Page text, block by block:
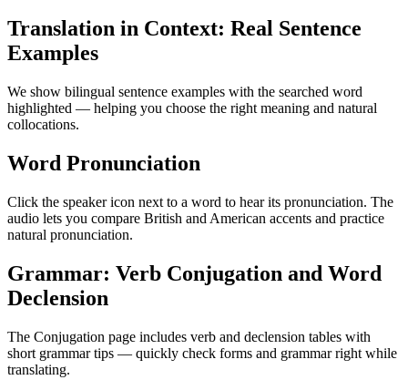
Translation in Context: Real Sentence
Examples
We show bilingual sentence examples with the searched word
highlighted — helping you choose the right meaning and natural
collocations.
Word Pronunciation
Click the speaker icon next to a word to hear its pronunciation. The
audio lets you compare British and American accents and practice
natural pronunciation.
Grammar: Verb Conjugation and Word
Declension
The Conjugation page includes verb and declension tables with
short grammar tips — quickly check forms and grammar right while
translating.